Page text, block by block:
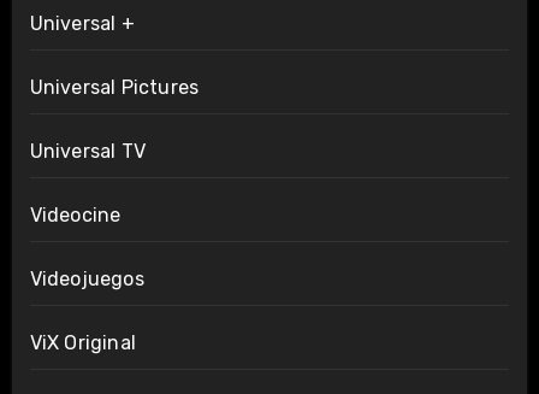
Universal +
Universal Pictures
Universal TV
Videocine
Videojuegos
ViX Original